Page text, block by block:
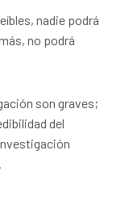
nadie podrá
no podrá
son graves;
del